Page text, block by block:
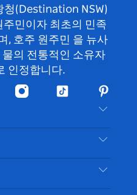
청(Destination NSW)
주민이자 최초의 민족
, 호주 원주민 을 뉴사
의 전통적인 소유자
인정합니다.
인
타
램
틱
핀
터
레
스
트